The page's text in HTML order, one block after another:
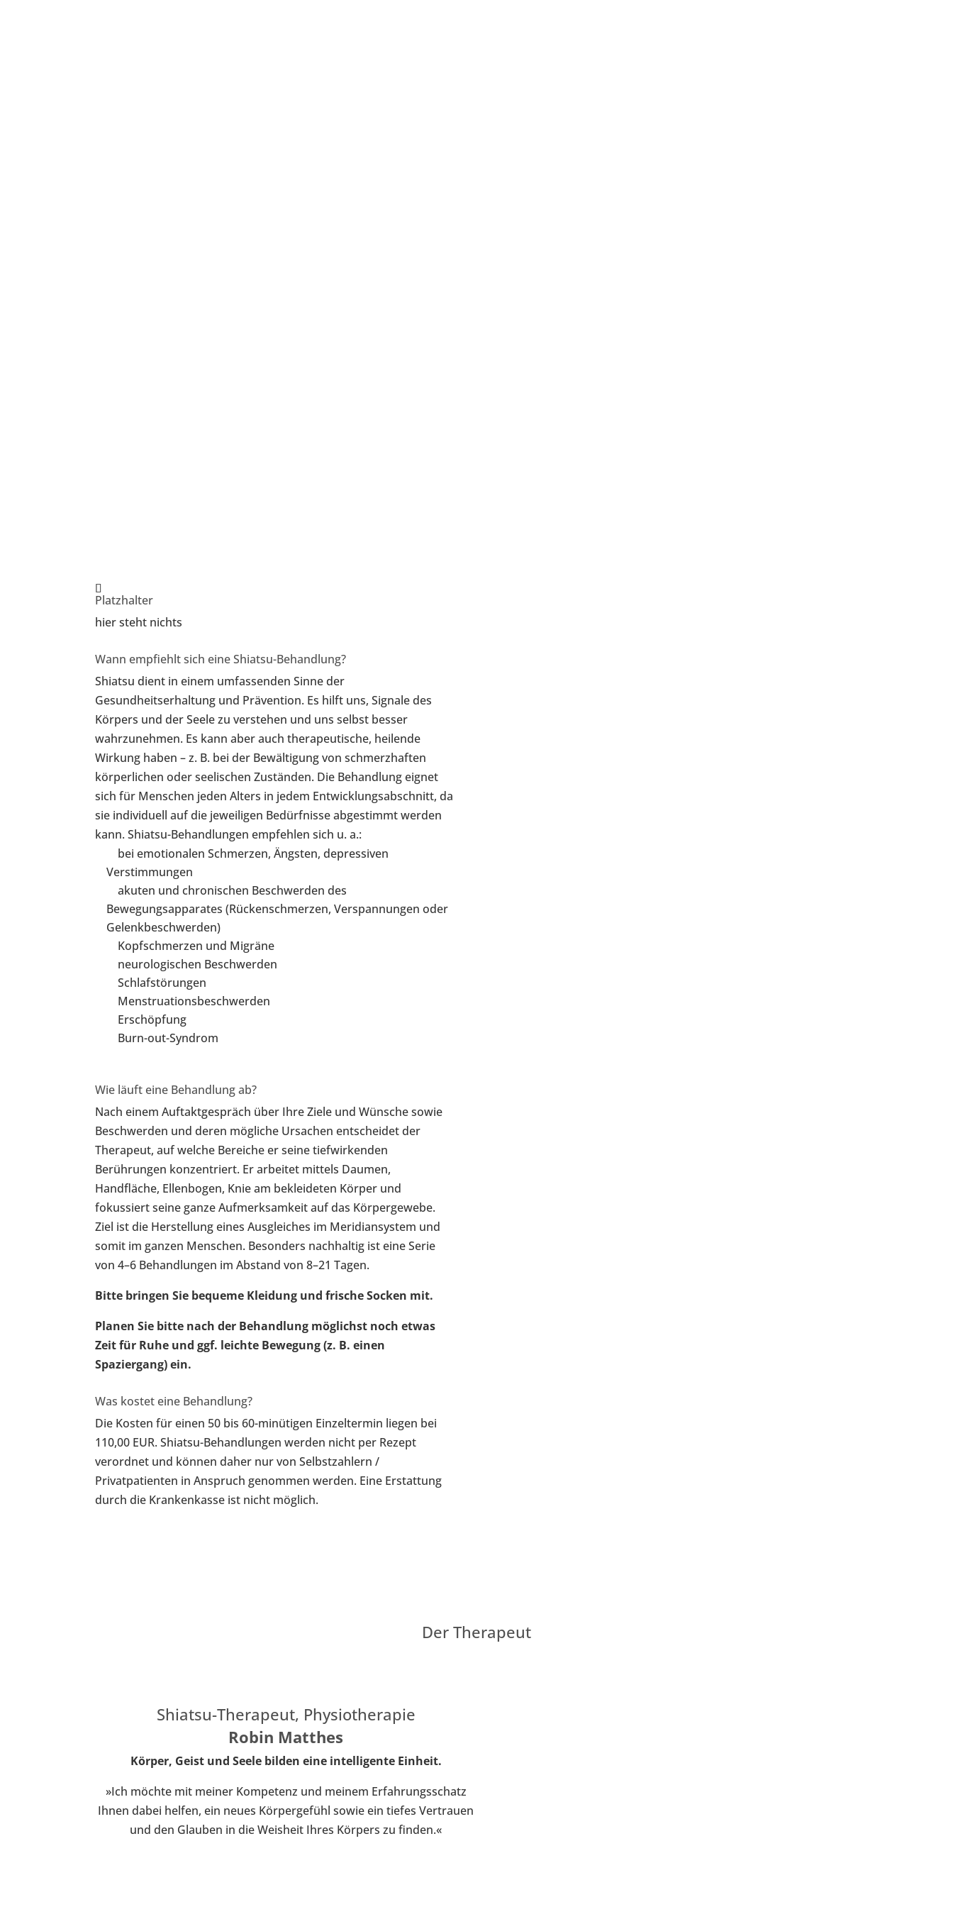
Platzhalter
hier steht nichts
Wann empfiehlt sich eine Shiatsu-Behandlung?
Shiatsu dient in einem umfassenden Sinne der
Gesundheitserhaltung und Prävention. Es hilft uns, Signale des
Körpers und der Seele zu verstehen und uns selbst besser
wahrzunehmen. Es kann aber auch therapeutische, heilende
Wirkung haben – z. B. bei der Bewältigung von schmerzhaften
körperlichen oder seelischen Zuständen. Die Behandlung eignet
sich für Menschen jeden Alters in jedem Entwicklungsabschnitt, da
sie individuell auf die jeweiligen Bedürfnisse abgestimmt werden
kann. Shiatsu-Behandlungen empfehlen sich u. a.:
bei emotionalen Schmerzen, Ängsten, depressiven
Verstimmungen
akuten und chronischen Beschwerden des
Bewegungsapparates (Rückenschmerzen, Verspannungen oder
Gelenkbeschwerden)
Kopfschmerzen und Migräne
neurologischen Beschwerden
Schlafstörungen
Menstruationsbeschwerden
Erschöpfung
Burn-out-Syndrom
Wie läuft eine Behandlung ab?
Nach einem Auftaktgespräch über Ihre Ziele und Wünsche sowie
Beschwerden und deren mögliche Ursachen entscheidet der
Therapeut, auf welche Bereiche er seine tiefwirkenden
Berührungen konzentriert. Er arbeitet mittels Daumen,
Handfläche, Ellenbogen, Knie am bekleideten Körper und
fokussiert seine ganze Aufmerksamkeit auf das Körpergewebe.
Ziel ist die Herstellung eines Ausgleiches im Meridiansystem und
somit im ganzen Menschen. Besonders nachhaltig ist eine Serie
von 4–6 Behandlungen im Abstand von 8–21 Tagen.
Bitte bringen Sie bequeme Kleidung und frische Socken mit.
Planen Sie bitte nach der Behandlung möglichst noch etwas
Zeit für Ruhe und ggf. leichte Bewegung (z. B. einen
Spaziergang) ein.
Was kostet eine Behandlung?
Die Kosten für einen 50 bis 60-minütigen Einzeltermin liegen bei
110,00 EUR. Shiatsu-Behandlungen werden nicht per Rezept
verordnet und können daher nur von Selbstzahlern /
Privatpatienten in Anspruch genommen werden. Eine Erstattung
durch die Krankenkasse ist nicht möglich.
Der Therapeut
Shiatsu-Therapeut, Physiotherapie
Robin Matthes
Körper, Geist und Seele bilden eine intelligente Einheit.
»Ich möchte mit meiner Kompetenz und meinem Erfahrungsschatz
Ihnen dabei helfen, ein neues Körpergefühl sowie ein tiefes Vertrauen
und den Glauben in die Weisheit Ihres Körpers zu finden.«